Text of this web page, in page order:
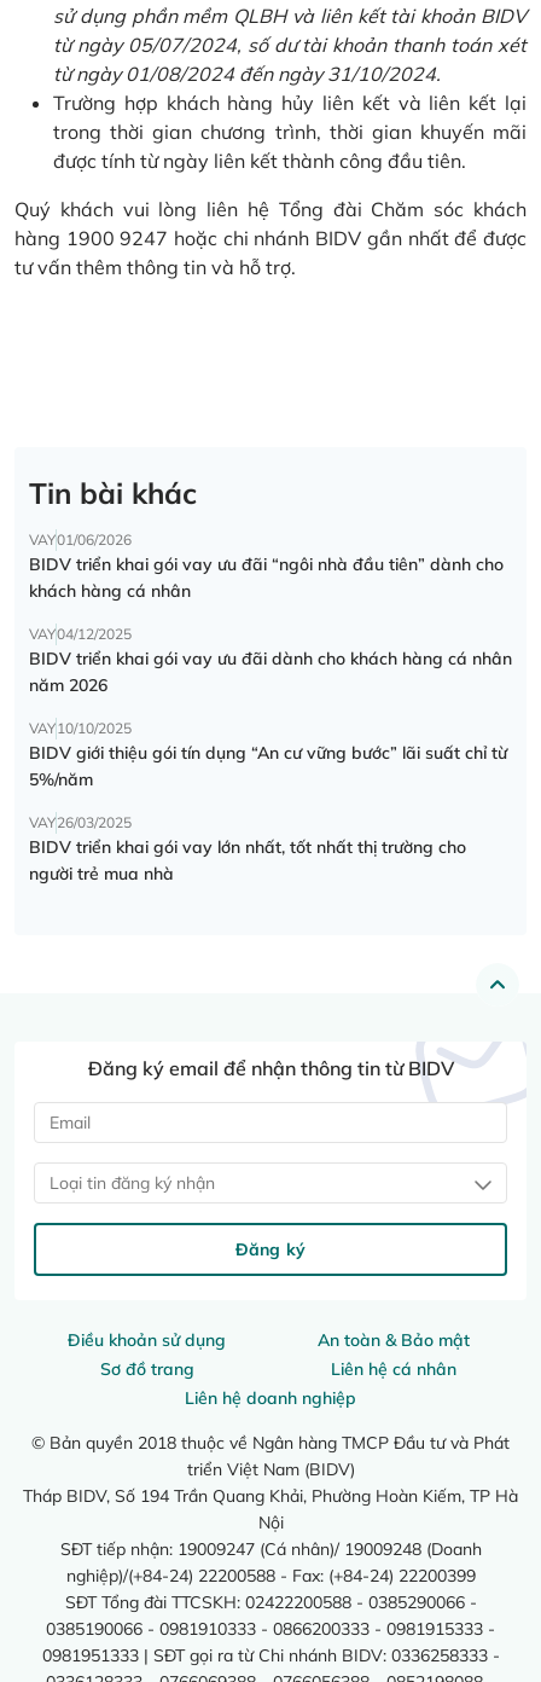
sử dụng phần mềm QLBH và liên kết tài khoản BIDV
từ ngày 05/07/2024, số dư tài khoản thanh toán xét
từ ngày 01/08/2024 đến ngày 31/10/2024.
Trường hợp khách hàng hủy liên kết và liên kết lại
trong thời gian chương trình, thời gian khuyến mãi
được tính từ ngày liên kết thành công đầu tiên.
Quý khách vui lòng liên hệ Tổng đài Chăm sóc khách
hàng 1900 9247 hoặc chi nhánh BIDV gần nhất để được
tư vấn thêm thông tin và hỗ trợ.
Tin bài khác
VAY01/06/2026
BIDV triển khai gói vay ưu đãi “ngôi nhà đầu tiên” dành cho
khách hàng cá nhân
VAY04/12/2025
BIDV triển khai gói vay ưu đãi dành cho khách hàng cá nhân
năm 2026
VAY10/10/2025
BIDV giới thiệu gói tín dụng “An cư vững bước” lãi suất chỉ từ
5%/năm
VAY26/03/2025
BIDV triển khai gói vay lớn nhất, tốt nhất thị trường cho
người trẻ mua nhà
Điều khoản sử dụng
An toàn & Bảo mật
Sơ đồ trang
Liên hệ cá nhân
Liên hệ doanh nghiệp
© Bản quyền 2018 thuộc về Ngân hàng TMCP Đầu tư và Phát
triển Việt Nam (BIDV)
Tháp BIDV, Số 194 Trần Quang Khải, Phường Hoàn Kiếm, TP Hà
Nội
SĐT tiếp nhận: 19009247 (Cá nhân)/ 19009248 (Doanh
nghiệp)/(+84-24) 22200588 - Fax: (+84-24) 22200399
SĐT Tổng đài TTCSKH: 02422200588 - 0385290066 -
0385190066 - 0981910333 - 0866200333 - 0981915333 -
0981951333 | SĐT gọi ra từ Chi nhánh BIDV: 0336258333 -
Đăng ký email để nhận thông tin từ BIDV
Loại tin đăng ký nhận
Đăng ký